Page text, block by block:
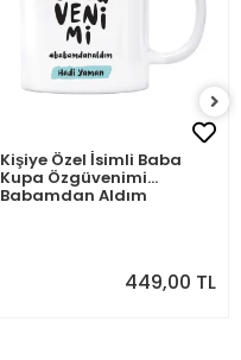
Kişiye Özel İsimli Baba
Kupa Özgüvenimi
Babamdan Aldım
449,00 TL